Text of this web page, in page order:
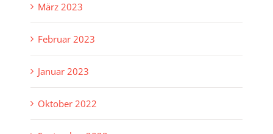
März 2023
Februar 2023
Januar 2023
Oktober 2022